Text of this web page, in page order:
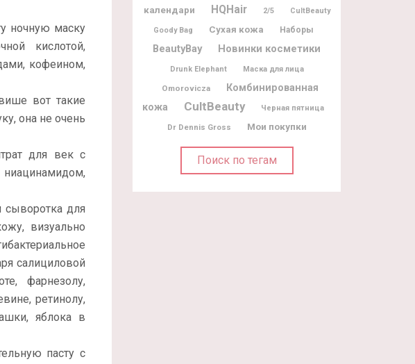
ночную маску
кислотой,
кофеином,
вот такие
она не очень
для век с
ниацинамидом,
сыворотка для
визуально
салициловой
фарнезолу,
ретинолу,
яблока в
пасту с
календари
HQHair 2/5 CultBeauty
Goody Bag Сухая кожа Наборы
BeautyBay Новинки косметики
Drunk Elephant Маска для лица
Omorovicza
Комбинированная
кожа
CultBeauty Черная пятница
Dr Dennis Gross Мои покупки
Поиск по тегам